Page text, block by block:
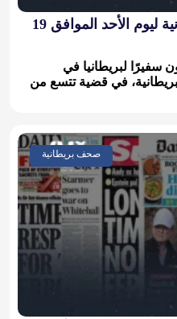
أبرز عناوين الصحف البريطانية ليوم الأحد الموافق 19
سفيرًا لبريطانيا في
في قضية تتسع من
صحف بريطانية